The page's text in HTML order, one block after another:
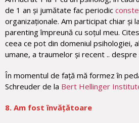
de 1 an și jumătate fac periodic
organizaționale. Am participat chiar și
parenting împreună cu soțul meu.
ceea ce pot din domeniul psihologiei,
umane, a traumelor și recent ..
În momentul de față mă formez în
Schreuder de la Bert Hellinger
8. Am fost învățătoare